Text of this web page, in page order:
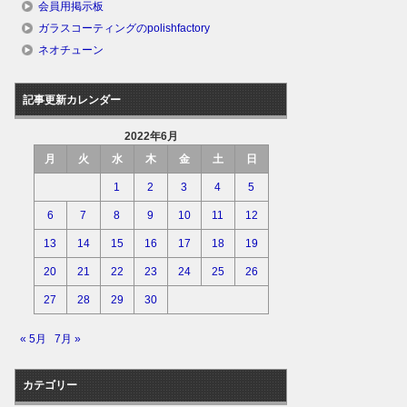
会員用掲示板
ガラスコーティングのpolishfactory
ネオチューン
記事更新カレンダー
2022年6月
月
火 水 木 金 土 日
1 2 3 4 5
6 7 8 9 10 11 12
13 14 15 16 17 18 19
20 21 22 23 24 25 26
27 28 29 30
« 5月 7月 »
カテゴリー